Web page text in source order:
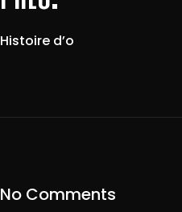
Histoire d’o
No Comments